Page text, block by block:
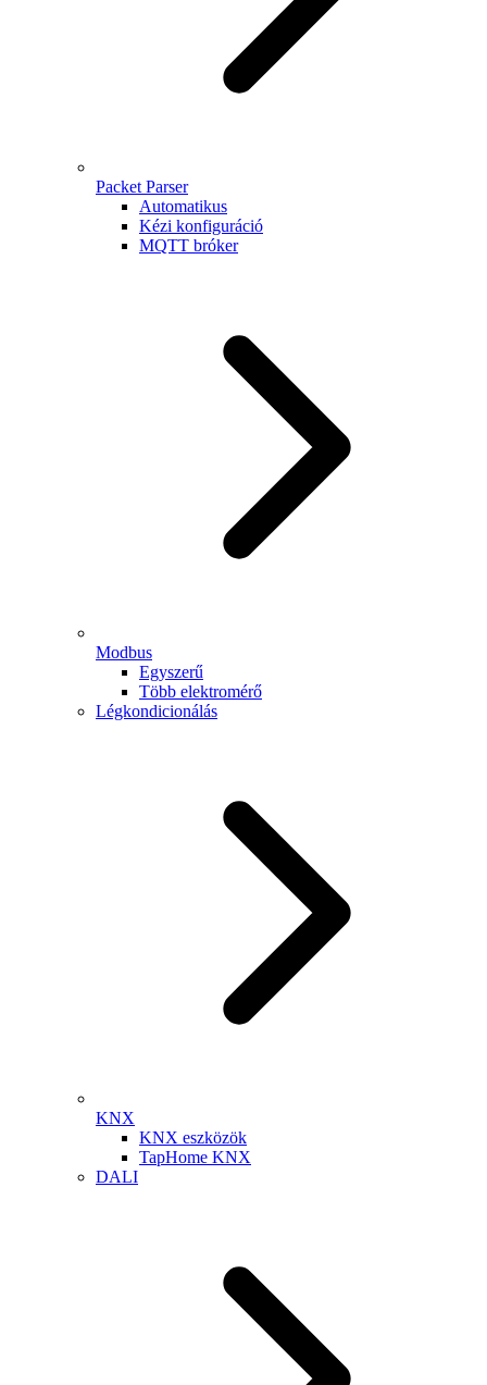
Packet Parser
Automatikus
Kézi konfiguráció
MQTT bróker
Modbus
Egyszerű
Több elektromérő
Légkondicionálás
KNX
KNX eszközök
TapHome KNX
DALI